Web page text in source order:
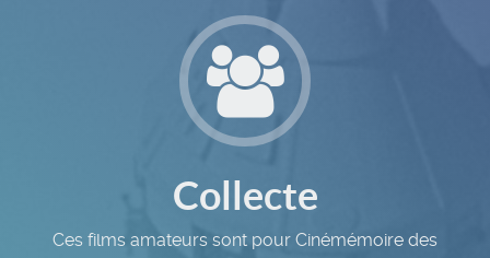
Collecte
Ces films amateurs sont pour Cinémémoire des